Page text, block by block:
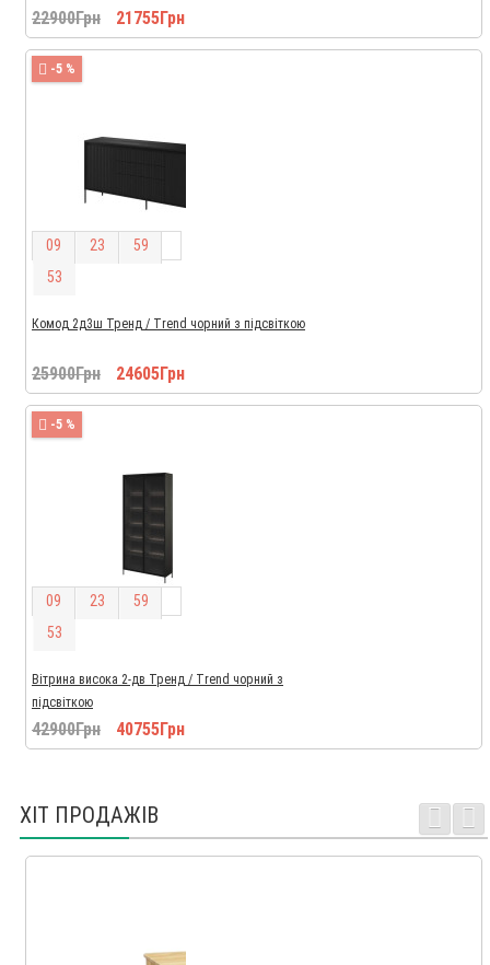
22900Грн 21755Грн
-5 %
09 23 59
52
Комод 2д3ш Тренд / Trend чорний з підсвіткою
25900Грн 24605Грн
-5 %
09 23 59
52
Вітрина висока 2-дв Тренд / Trend чорний з
підсвіткою
42900Грн 40755Грн
ХІТ ПРОДАЖІВ